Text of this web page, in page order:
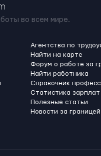
во всем мире.
Агентства по
Найти на карте
Форум о работе за
Найти работника
Справочник
Статистика зарплат
Полезные статьи
Новости за границей